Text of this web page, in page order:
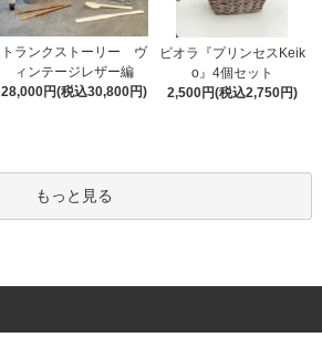
トランクストーリー ヴ
ィンテージレザー編
28,000円(税込30,800円)
ビオラ『プリンセスKeik
o』4個セット
2,500円(税込2,750円)
もっと見る